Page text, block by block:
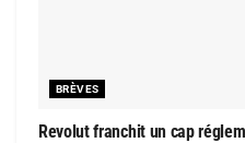
BRÈVES
Revolut franchit un cap